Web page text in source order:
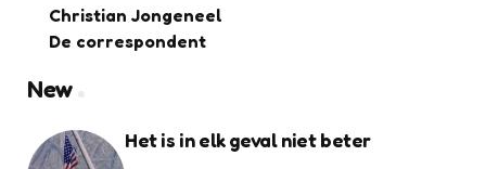
Christian Jongeneel
De correspondent
New
Het is in elk geval niet beter